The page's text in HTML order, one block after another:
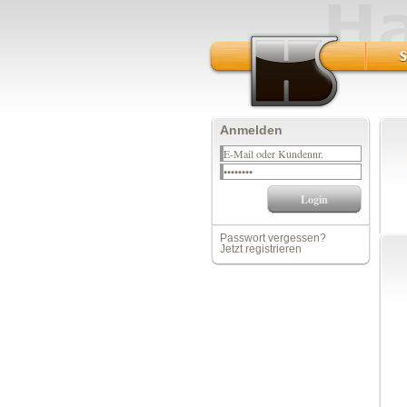
Anmelden
Passwort vergessen?
Jetzt registrieren